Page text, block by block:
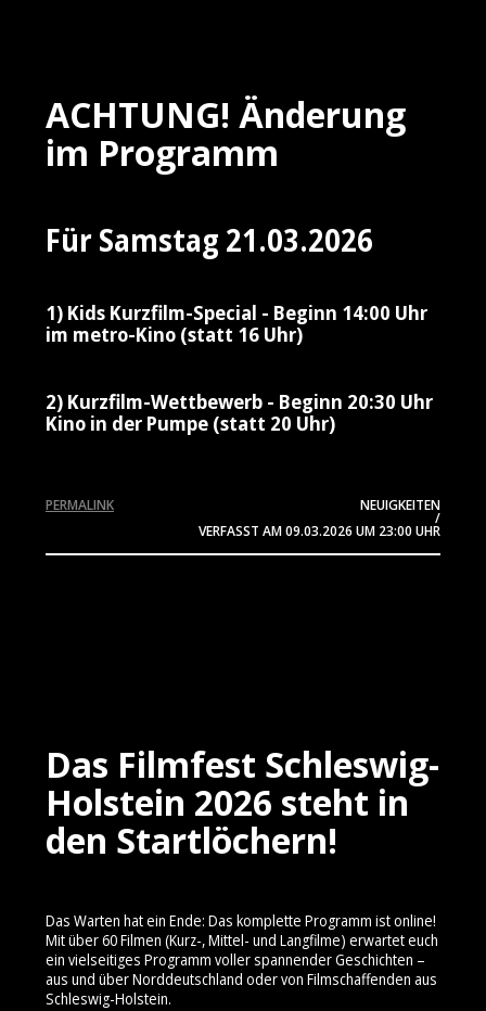
ACHTUNG! Änderung
im Programm
Für Samstag 21.03.2026
1) Kids Kurzfilm-Special - Beginn 14:00 Uhr
im metro-Kino (statt 16 Uhr)
2) Kurzfilm-Wettbewerb - Beginn 20:30 Uhr
Kino in der Pumpe (statt 20 Uhr)
NEUIGKEITEN
/
VERFASST AM09.03.2026 UM 23:00 UHR
PERMALINK
Das Filmfest Schleswig-
Holstein 2026 steht in
den Startlöchern!
Das Warten hat ein Ende: Das komplette Programm ist online!
Mit über 60 Filmen (Kurz-, Mittel- und Langfilme) erwartet euch
ein vielseitiges Programm voller spannender Geschichten –
aus und über Norddeutschland oder von Filmschaffenden aus
Schleswig-Holstein.